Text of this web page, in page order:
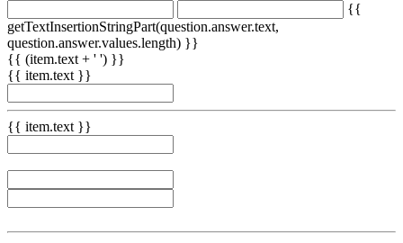
{{
getTextInsertionStringPart(question.answer.text,
question.answer.values.length) }}
{{ (item.text + ' ') }}
{{ item.text }}
{{ item.text }}